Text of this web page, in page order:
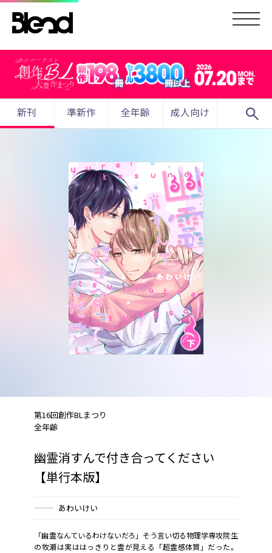
新刊 準新作 全年齢 成人向け search
第16回創作BLまつり
全年齢
幽霊消すんで付き合ってください
【単行本版】
あわいけい
「幽霊なんているわけないだろ」そう言い切る物理学専攻院生
の牧瀬は実ははっきりと霊が見える「超霊感体質」だった。